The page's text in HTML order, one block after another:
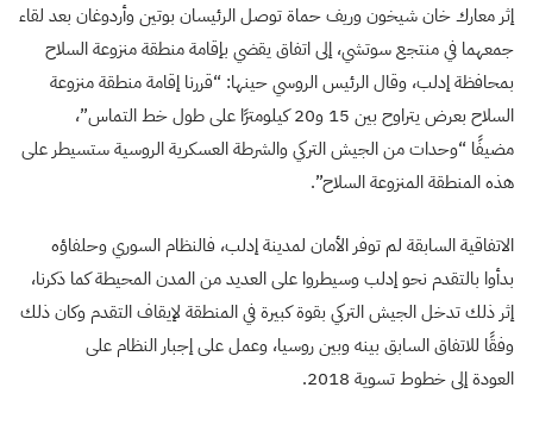
إثر معارك خان شيخون وريف حماة توصل الرئيسان بوتين وأردوغان بعد لقاء
جمعهما في منتجع سوتشي، إلى اتفاق يقضي بإقامة منطقة منزوعة السلاح
بمحافظة إدلب، وقال الرئيس الروسي حينها: “قررنا إقامة منطقة منزوعة
السلاح بعرض يتراوح بين 15 و20 كيلومترًا على طول خط التماس”،
مضيفًا “وحدات من الجيش التركي والشرطة العسكرية الروسية ستسيطر على
هذه المنطقة المنزوعة السلاح”.
الاتفاقية السابقة لم توفر الأمان لمدينة إدلب، فالنظام السوري وحلفاؤه
بدأوا بالتقدم نحو إدلب وسيطروا على العديد من المدن المحيطة كما ذكرنا،
إثر ذلك تدخل الجيش التركي بقوة كبيرة في المنطقة لإيقاف التقدم وكان ذلك
وفقًا للاتفاق السابق بينه وبين روسيا، وعمل على إجبار النظام على
العودة إلى خطوط تسوية 2018.